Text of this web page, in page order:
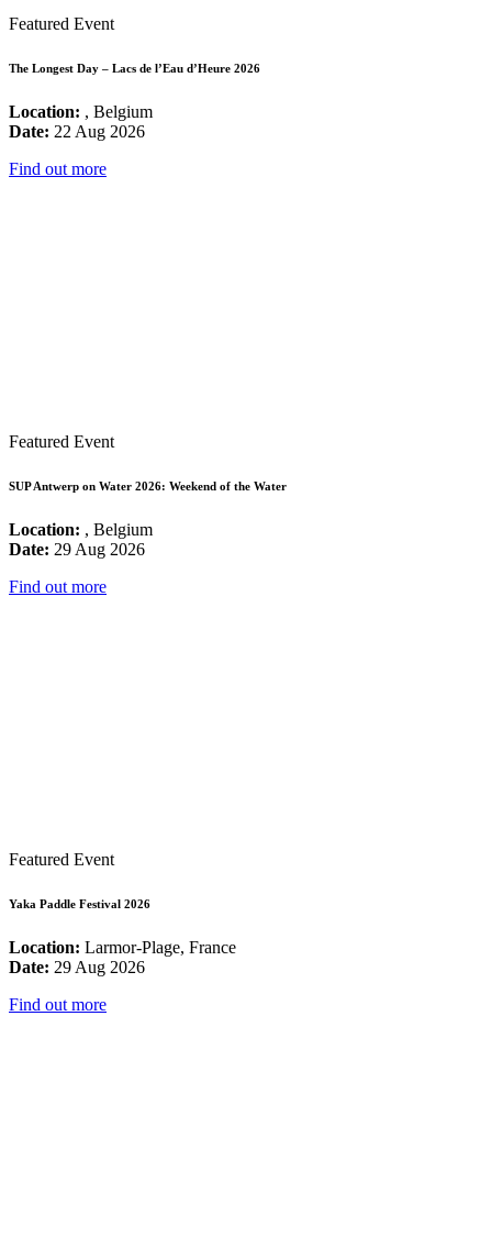
Featured Event
The Longest Day – Lacs de l’Eau d’Heure 2026
Location: , Belgium
Date: 22 Aug 2026
Find out more
Featured Event
SUP Antwerp on Water 2026: Weekend of the Water
Location: , Belgium
Date: 29 Aug 2026
Find out more
Featured Event
Yaka Paddle Festival 2026
Location: Larmor-Plage, France
Date: 29 Aug 2026
Find out more